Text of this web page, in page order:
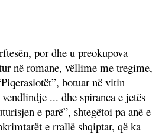
por dhe u preokupova
në romane, vëllime me tregime,
botuar në vitin
... dhe spiranca e jetës
e parë”, shtegëtoi pa anë e
e rrallë shqiptar, që ka